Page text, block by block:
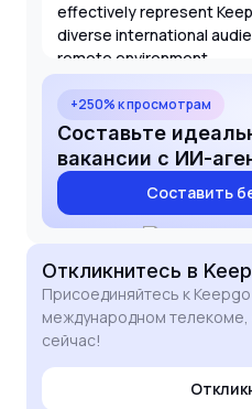
effectively represent
diverse international
remote environment.
I am particularly drawn to
leadership in the eSIM
the opportunity to grow
thinking company and
of discussing how my
+250% к просмотрам
Составьте
вакансии с ИИ-
Составить
Откликнитесь в
Присоединяйтесь к
международном телекоме,
сейчас!